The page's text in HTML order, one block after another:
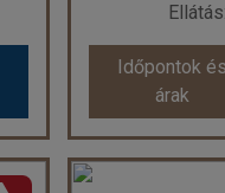
Időpontok
árak
Időpontok és
árak